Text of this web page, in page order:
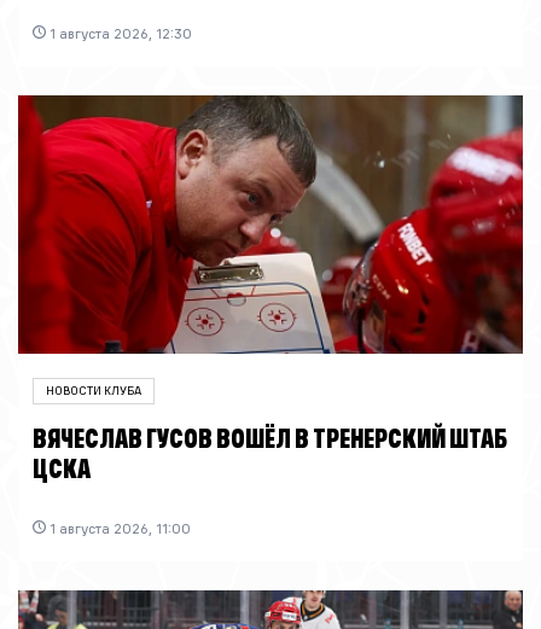
1 августа 2026, 12:30
НОВОСТИ КЛУБА
ВЯЧЕСЛАВ ГУСОВ ВОШЁЛ В ТРЕНЕРСКИЙ ШТАБ
ЦСКА
1 августа 2026, 11:00